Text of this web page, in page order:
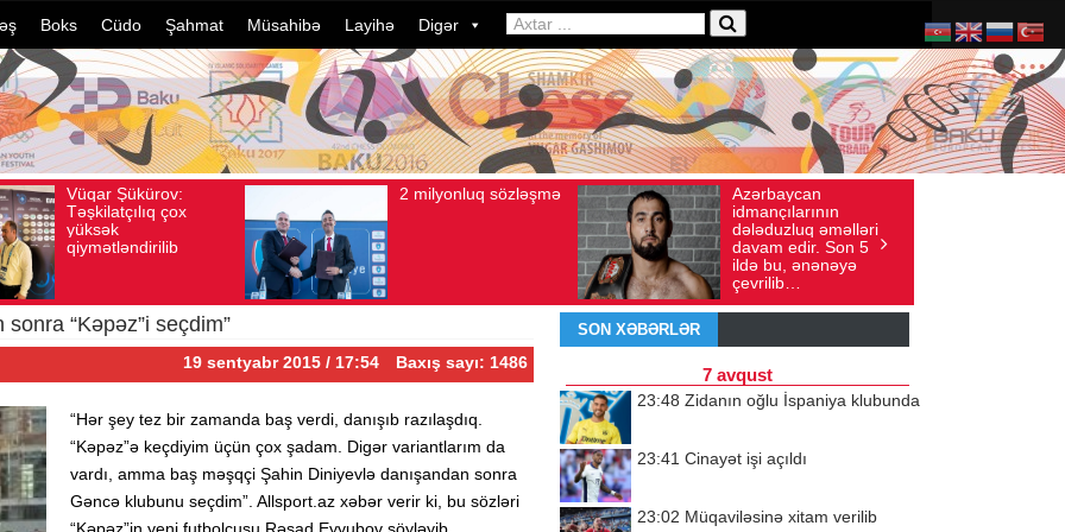
Boks Cüdo Şahmat Müsahibə Layihə Digər
2 milyonluq sözləşmə
Baxış sayı: 80
04, 2026
Azərbaycan
dələduzluq əməlləri
Baxış sayı: 136
Avqust 04, 2026
Ad gününü vətənində
qeyd etməsə də,
ürəyi hər zaman
doğma yurdu ilə
döyünür
Baxış sayı: 238
İyul 30, 2026
“Kəpəz”i seçdim”
19 sentyabr 2015 / 17:54 Baxış sayı: 1486
“Hər şey tez bir zamanda baş verdi, danışıb razılaşdıq.
“Kəpəz”ə keçdiyim üçün çox şadam. Digər variantlarım da
vardı, amma baş məşqçi Şahin Diniyevlə danışandan sonra
Gəncə klubunu seçdim”. Allsport.az xəbər verir ki, bu sözləri
SON XƏBƏRLƏR
7 avqust
23:48 Zidanın oğlu İspaniya klubunda
23:41 Cinayət işi açıldı
23:02 Müqaviləsinə xitam verilib